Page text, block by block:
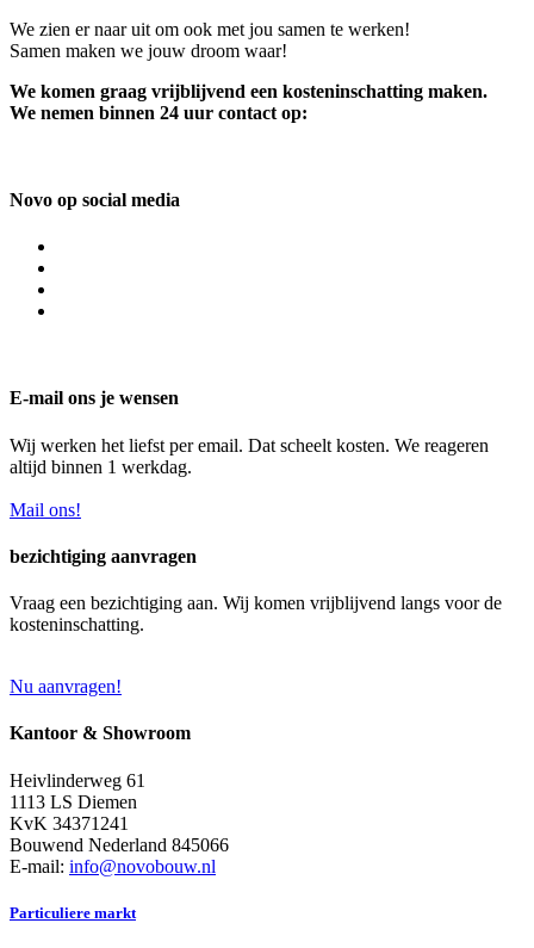
We zien er naar uit om ook met jou samen te werken!
Samen maken we jouw droom waar!
We komen graag vrijblijvend een kosteninschatting maken.
We nemen binnen 24 uur contact op:
Novo op social media
E-mail ons je wensen
Wij werken het liefst per email. Dat scheelt kosten. We reageren
altijd binnen 1 werkdag.
Mail ons!
bezichtiging aanvragen
Vraag een bezichtiging aan. Wij komen vrijblijvend langs voor de
kosteninschatting.
Nu aanvragen!
Kantoor & Showroom
Heivlinderweg 61
1113 LS Diemen
KvK 34371241
Bouwend Nederland 845066
E-mail: info@novobouw.nl
Particuliere markt